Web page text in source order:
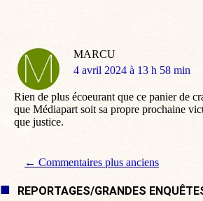
MARCU
dit
4 avril 2024 à 13 h 58 min
Rien de plus écoeurant que ce panier de
que Médiapart soit sa propre prochaine
que justice.
Navigation de commentaire
← Commentaires plus anciens
REPORTAGES/GRANDES